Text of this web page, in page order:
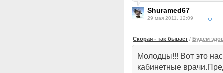
Shuramed67
29 мая 2011, 12:09
Скорая - так бывает / Будем
Молодцы!!! Вот это
кабинетные